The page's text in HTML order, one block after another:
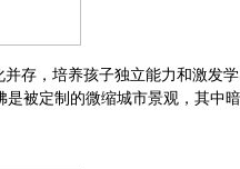
存，培养孩子独立能力和激发
被定制的微缩城市景观，其中